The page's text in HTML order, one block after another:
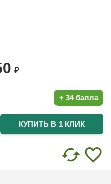
₽
+ 34 балла
КУПИТЬ В 1 КЛИК